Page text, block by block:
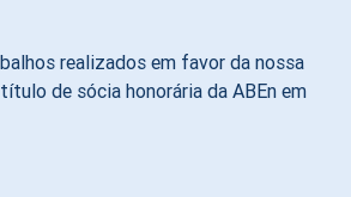
realizados em favor da nossa
de sócia honorária da ABEn em